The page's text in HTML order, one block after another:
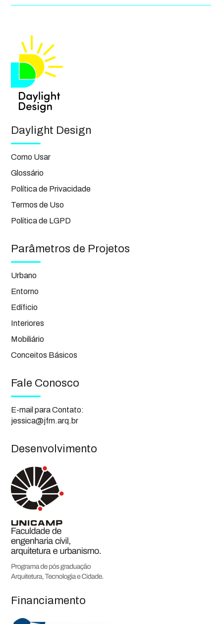
Daylight Design
Como Usar
Glossário
Política de Privacidade
Termos de Uso
Política de LGPD
Parâmetros de Projetos
Urbano
Entorno
Edíficio
Interiores
Mobiliário
Conceitos Básicos
Fale Conosco
E-mail para Contato:
jessica@jfm.arq.br
Desenvolvimento
Financiamento